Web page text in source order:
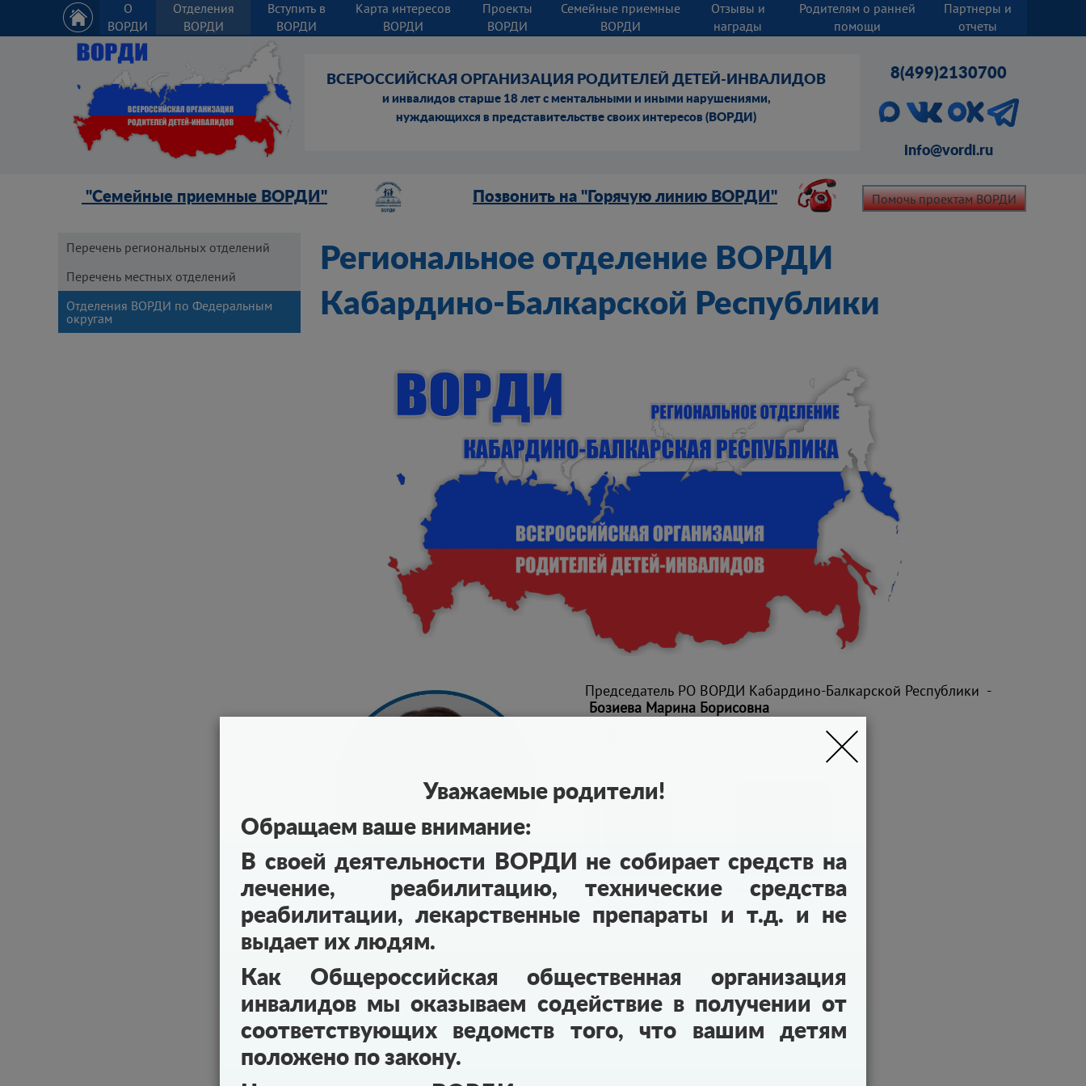
О
ВОРДИ
Отделения
ВОРДИ
Вступить в
ВОРДИ
Карта интересов
ВОРДИ
Проекты
ВОРДИ
Семейные приемные
ВОРДИ
Отзывы и
награды
Родителям о ранней
помощи
Партнеры и
отчеты
ВСЕРОССИЙСКАЯ ОРГАНИЗАЦИЯ РОДИТЕЛЕЙ ДЕТЕЙ-ИНВАЛИДОВ
и инвалидов старше 18 лет с ментальными и иными нарушениями,
нуждающихся в представительстве своих интересов (ВОРДИ)
info@vordi.ru
8(499)2130700
"Семейные приемные ВОРДИ" Позвонить на "Горячую линию ВОРДИ" Помочь проектам ВОРДИ
Региональное отделение ВОРДИ
Кабардино-Балкарской Республики
Председатель РО ВОРДИ Кабардино-Балкарской Республики -
Бозиева Марина Борисовна
страница регионального
канал регионального
отделения в ТГ
Перечень региональных отделений
Перечень местных отделений
Отделения ВОРДИ по Федеральным
округам
Уважаемые родители!
Обращаем ваше внимание:
В своей деятельности ВОРДИ не собирает средств на
лечение, реабилитацию, технические средства
реабилитации, лекарственные препараты и т.д. и не
выдает их людям.
Как Общероссийская общественная организация
инвалидов мы оказываем содействие в получении от
соответствующих ведомств того, что вашим детям
положено по закону.